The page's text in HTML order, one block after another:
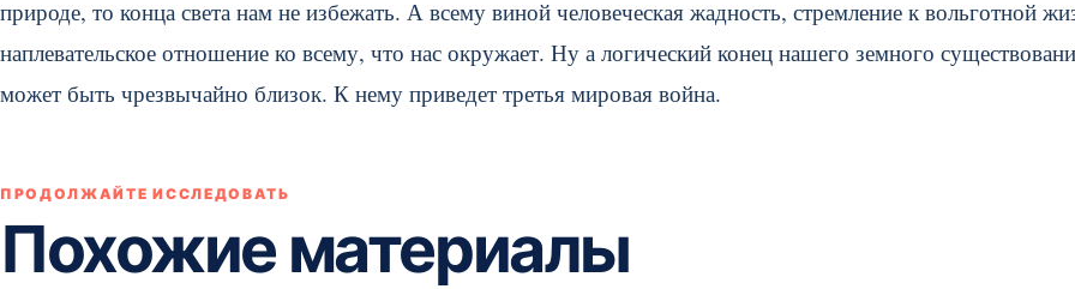
природе, то конца света нам не избежать. А всему виной человеческая жадность, стремление к вольготной
наплевательское отношение ко всему, что нас окружает. Ну а логический конец нашего земного
может быть чрезвычайно близок. К нему приведет третья мировая война.
ПРОДОЛЖАЙТЕ ИССЛЕДОВАТЬ
Похожие материалы